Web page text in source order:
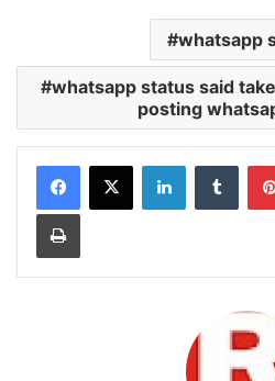
whatsapp
whatsapp status said
posting
LinkedIn
Print